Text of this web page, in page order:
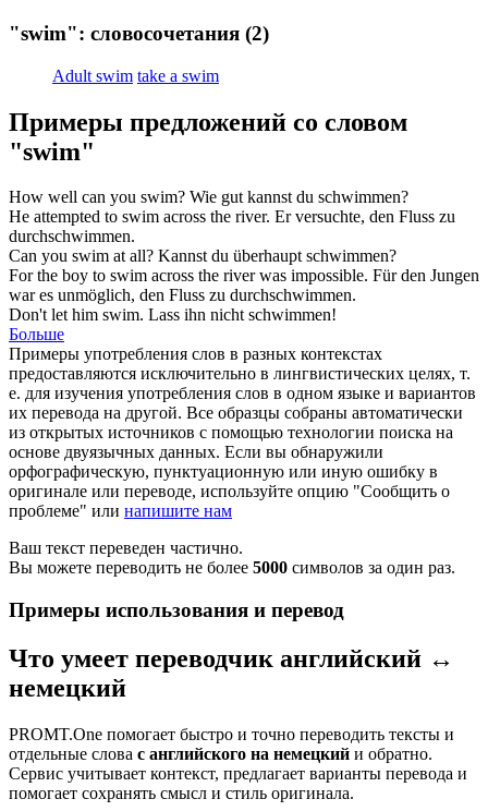
"swim": словосочетания (2)
Adult swim take a swim
Примеры предложений со словом
"swim"
How well can you swim? Wie gut kannst du schwimmen?
He attempted to swim across the river. Er versuchte, den Fluss zu
durchschwimmen.
Can you swim at all? Kannst du überhauptschwimmen?
For the boy to swim across the river was impossible. Für den Jungen
war es unmöglich, den Fluss zu durchschwimmen.
Don't let him swim. Lass ihn nichtschwimmen!
Больше
Примеры употребления слов в разных контекстах
предоставляются исключительно в лингвистических целях, т.
е. для изучения употребления слов в одном языке и вариантов
их перевода на другой. Все образцы собраны автоматически
из открытых источников с помощью технологии поиска на
основе двуязычных данных. Если вы обнаружили
орфографическую, пунктуационную или иную ошибку в
оригинале или переводе, используйте опцию "Сообщить о
проблеме" или напишите нам
Ваш текст переведен частично.
Вы можете переводить не более 5000 символов за один раз.
Примеры использования и перевод
Что умеет переводчик английский ↔
немецкий
PROMT.One помогает быстро и точно переводить тексты и
отдельные слова с английского на немецкий и обратно.
Сервис учитывает контекст, предлагает варианты перевода и
помогает сохранять смысл и стиль оригинала.